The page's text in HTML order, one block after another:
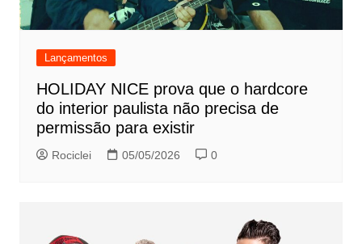
Lançamentos
HOLIDAY NICE prova que o hardcore
do interior paulista não precisa de
permissão para existir
Rociclei 05/05/2026 0